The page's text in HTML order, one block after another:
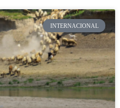
INTERNACIONAL